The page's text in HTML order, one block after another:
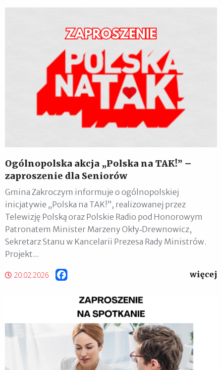
Ogólnopolska akcja „Polska na TAK!” –
zaproszenie dla Seniorów
Gmina Zakroczym informuje o ogólnopolskiej
inicjatywie „Polska na TAK!”, realizowanej przez
Telewizję Polską oraz Polskie Radio pod Honorowym
Patronatem Minister Marzeny Okły‑Drewnowicz,
Sekretarz Stanu w Kancelarii Prezesa Rady Ministrów.
Projekt...
20.02.2026 więcej